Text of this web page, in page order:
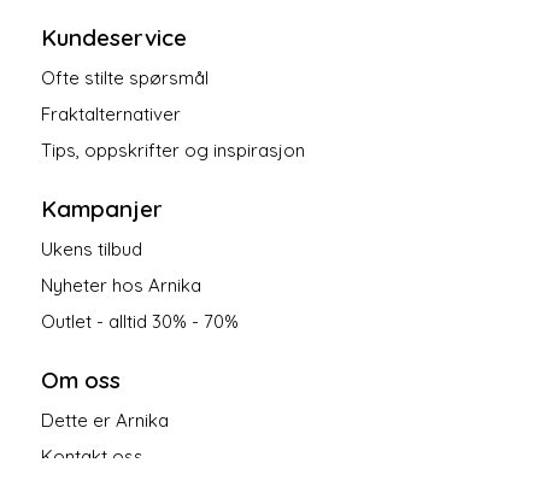
Kundeservice
Ofte stilte spørsmål
Fraktalternativer
Tips, oppskrifter og inspirasjon
Kampanjer
Ukens tilbud
Nyheter hos Arnika
Outlet - alltid 30% - 70%
Om oss
Dette er Arnika
Kontakt oss